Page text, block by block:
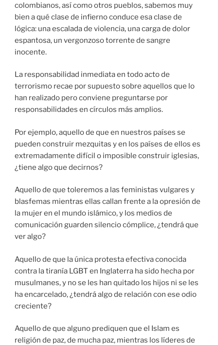
colombianos, así como otros pueblos, sabemos muy
bien a qué clase de infierno conduce esa clase de
lógica: una escalada de violencia, una carga de dolor
espantosa, un vergonzoso torrente de sangre
inocente.
La responsabilidad inmediata en todo acto de
terrorismo recae por supuesto sobre aquellos que lo
han realizado pero conviene preguntarse por
responsabilidades en círculos más amplios.
Por ejemplo, aquello de que en nuestros países se
pueden construir mezquitas y en los países de ellos es
extremadamente difícil o imposible construir iglesias,
¿tiene algo que decirnos?
Aquello de que toleremos a las feministas vulgares y
blasfemas mientras ellas callan frente a la opresión de
la mujer en el mundo islámico, y los medios de
comunicación guarden silencio cómplice, ¿tendrá que
ver algo?
Aquello de que la única protesta efectiva conocida
contra la tiranía LGBT en Inglaterra ha sido hecha por
musulmanes, y no se les han quitado los hijos ni se les
ha encarcelado, ¿tendrá algo de relación con ese odio
creciente?
Aquello de que alguno prediquen que el Islam es
religión de paz, de mucha paz, mientras los líderes de